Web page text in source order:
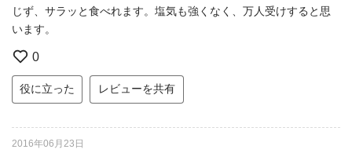
じず、サラッと食べれます。塩気も強くなく、万人受けすると思
います。
0
役に立った レビューを共有
2016年06月23日